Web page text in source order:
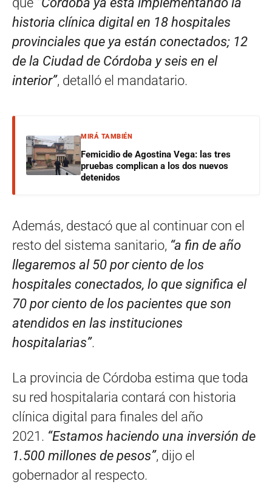
historia clínica digital en 18 hospitales
provinciales que ya están conectados; 12
de la Ciudad de Córdoba y seis en el
interior”, detalló el mandatario.
MIRÁ TAMBIÉN
Femicidio de Agostina Vega: las tres
pruebas complican a los dos nuevos
detenidos
Además, destacó que al continuar con el
resto del sistema sanitario, “a fin de año
llegaremos al 50 por ciento de los
hospitales conectados, lo que significa el
70 por ciento de los pacientes que son
atendidos en las instituciones
hospitalarias”.
La provincia de Córdoba estima que toda
su red hospitalaria contará con historia
clínica digital para finales del año
2021. “Estamos haciendo una inversión de
1.500 millones de pesos”, dijo el
gobernador al respecto.